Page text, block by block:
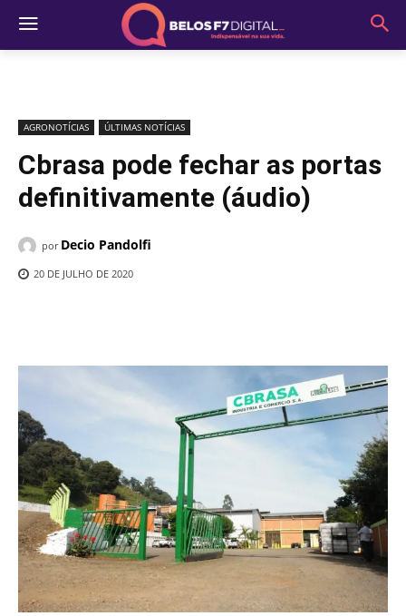
AGRONOTÍCIAS ÚLTIMAS NOTÍCIAS
Cbrasa pode fechar as portas
definitivamente (áudio)
por Decio Pandolfi
20 DE JULHO DE 2020